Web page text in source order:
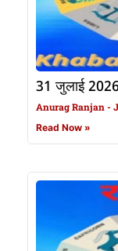
31 जुलाई
Anurag Ranjan
Read Now »